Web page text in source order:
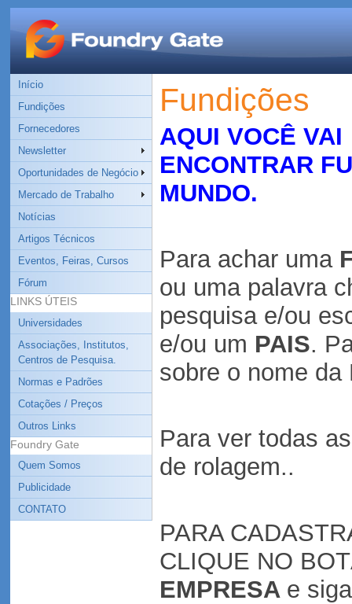
Início
Fundições
Fornecedores
Newsletter
Oportunidades de Negócio
Mercado de Trabalho
Notícias
Artigos Técnicos
Eventos, Feiras, Cursos
Fórum
LINKS ÚTEIS
Universidades
Associações, Institutos,
Centros de Pesquisa.
Normas e Padrões
Cotações / Preços
Outros Links
Foundry Gate
Quem Somos
Publicidade
CONTATO
Fundições
AQUI VOCÊ VAI
ENCONTRAR
MUNDO.
Para achar uma
ou uma palavra
pesquisa e/ou
e/ou um PAIS.
sobre o nome da
Para ver todas
de rolagem..
PARA
CLIQUE NO
EMPRESA e